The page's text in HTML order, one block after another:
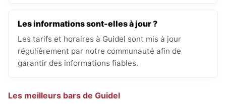
Les informations sont-elles à jour ?
Les tarifs et horaires à Guidel sont mis à jour
régulièrement par notre communauté afin de
garantir des informations fiables.
Les meilleurs bars de Guidel